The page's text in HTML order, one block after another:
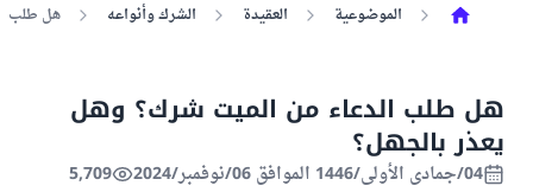
الموضوعية العقيدة الشرك وأنواعه هل طلب
هل طلب الدعاء من الميت شرك؟ وهل
يعذر بالجهل؟
04/جمادى الأولى/1446 الموافق 06/نوفمبر/2024 5,709